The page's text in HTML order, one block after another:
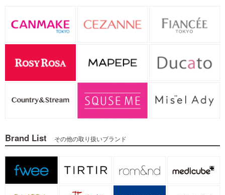
Brand List その他の取り扱いブランド